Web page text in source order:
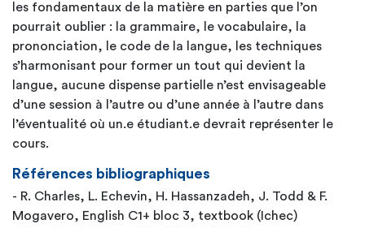
les fondamentaux de la matière en parties que l’on
pourrait oublier : la grammaire, le vocabulaire, la
prononciation, le code de la langue, les techniques
s’harmonisant pour former un tout qui devient la
langue, aucune dispense partielle n’est envisageable
d’une session à l’autre ou d’une année à l’autre dans
l’éventualité où un.e étudiant.e devrait représenter le
cours.
Références bibliographiques
- R. Charles, L. Echevin, H. Hassanzadeh, J. Todd & F.
Mogavero, English C1+ bloc 3, textbook (Ichec)